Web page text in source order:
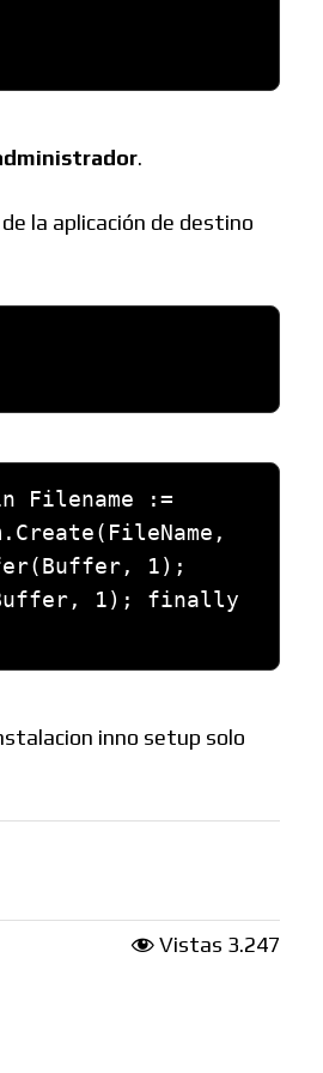
.
la aplicación de destino
Filename :=
1);
1); finally
inno setup solo
Vistas 3.247